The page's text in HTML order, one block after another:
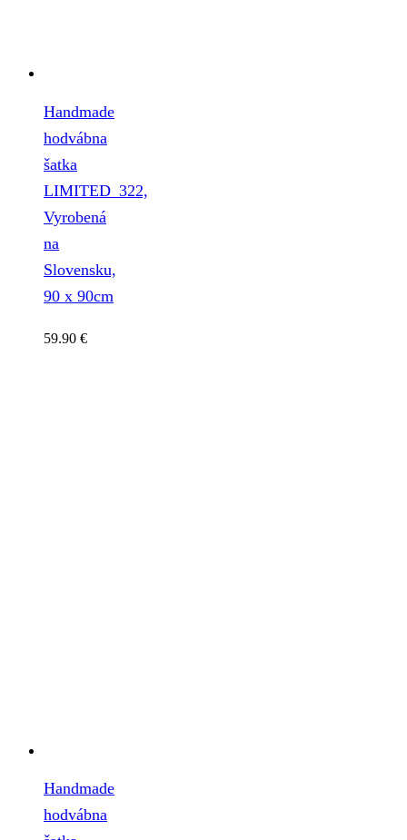
Handmade
hodvábna
šatka
LIMITED_322,
Vyrobená
na
Slovensku,
90 x 90cm
59.90 €
Handmade
hodvábna